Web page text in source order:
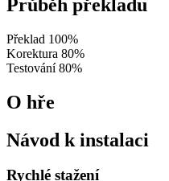
Průběh překladu
Překlad 100%
Korektura 80%
Testování 80%
O hře
Návod k instalaci
Rychlé stažení